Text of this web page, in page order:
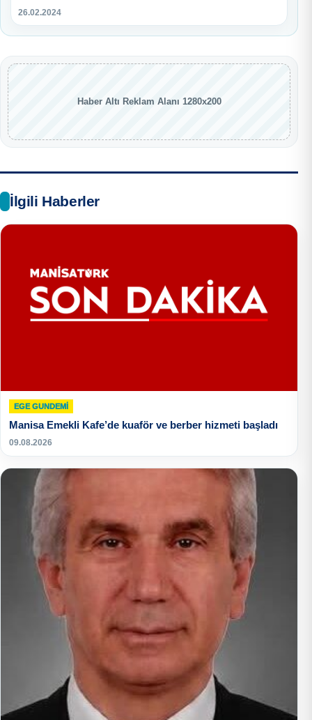
26.02.2024
Haber Altı Reklam Alanı 1280x200
İlgili Haberler
EGE GUNDEMİ
Manisa Emekli Kafe’de kuaför ve berber hizmeti başladı
09.08.2026